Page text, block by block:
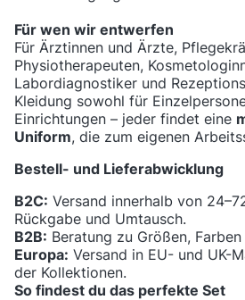
Für wen wir entwerfen
Für Ärztinnen und Ärzte,
Physiotherapeuten,
Labordiagnostiker und
Kleidung sowohl für
Einrichtungen – jeder findet eine
Uniform, die zum eigenen
Bestell- und Lieferabwicklung
B2C: Versand innerhalb von
Rückgabe und Umtausch.
B2B: Beratung zu Größen,
Europa: Versand in EU- und UK-
der Kollektionen.
So findest du das perfekte Set